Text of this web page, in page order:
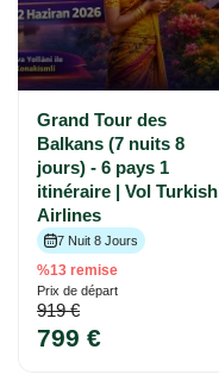
Grand Tour des
Balkans (7 nuits 8
jours) - 6 pays 1
itinéraire | Vol Turkish
Airlines
7 Nuit 8 Jours
%13 remise
Prix ​​de départ
919 €
799 €